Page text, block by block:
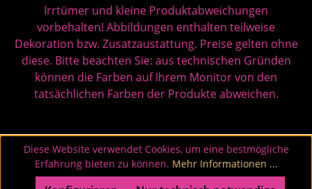
Irrtümer und kleine Produktabweichungen
vorbehalten! Abbildungen enthalten teilweise
Dekoration bzw. Zusatzaustattung. Preise gelten ohne
diese. Bitte beachten Sie: aus technischen Gründen
können die Farben auf Ihrem Monitor von den
tatsächlichen Farben der Produkte abweichen.
Diese Website verwendet Cookies, um eine bestmögliche
Erfahrung bieten zu können. Mehr Informationen ...